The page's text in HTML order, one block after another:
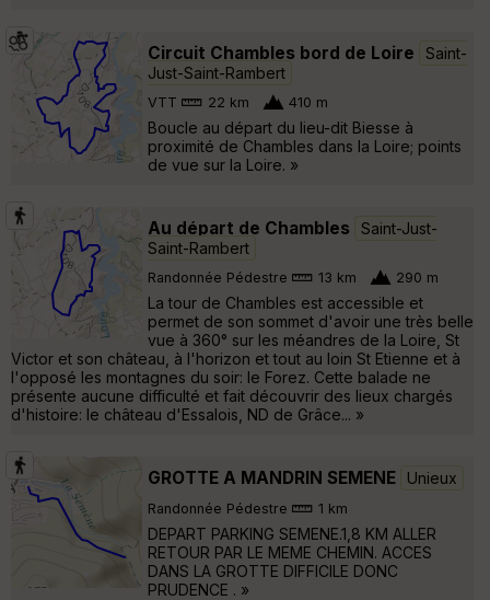
Circuit Chambles bord de Loire
Saint-
Just-Saint-Rambert
VTT 22 km 410 m
Boucle au départ du lieu-dit Biesse à
proximité de Chambles dans la Loire; points
de vue sur la Loire. »
Au départ de Chambles
Saint-Just-
Saint-Rambert
Randonnée Pédestre 13 km 290 m
La tour de Chambles est accessible et
permet de son sommet d'avoir une très belle
vue à 360° sur les méandres de la Loire, St
Victor et son château, à l'horizon et tout au loin St Etienne et à
l'opposé les montagnes du soir: le Forez. Cette balade ne
présente aucune difficulté et fait découvrir des lieux chargés
d'histoire: le château d'Essalois, ND de Grâce... »
GROTTE A MANDRIN SEMENE Unieux
Randonnée Pédestre 1 km
DEPART PARKING SEMENE.1,8 KM ALLER
RETOUR PAR LE MEME CHEMIN. ACCES
DANS LA GROTTE DIFFICILE DONC
PRUDENCE . »